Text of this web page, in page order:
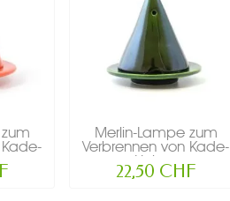
Merlin-Lampe zum
Verbrennen von Kade-
Holz,...
22,50 CHF